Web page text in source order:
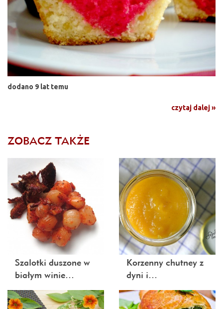
dodano 9 lat temu
czytaj dalej »
ZOBACZ TAKŻE
Szalotki duszone w
białym winie…
Korzenny chutney z
dyni i…